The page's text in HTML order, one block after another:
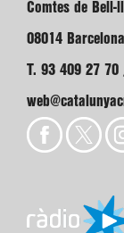
Comtes de Bell-
08014 Barcelona
T. 93 409 27